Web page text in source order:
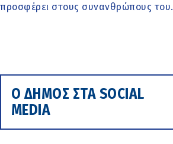
προσφέρει στους συνανθρώπους του.
Ο ΔΗΜΟΣ ΣΤΑ SOCIAL
MEDIA